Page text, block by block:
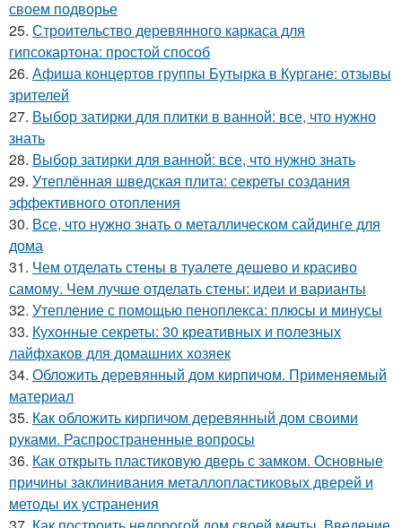
своем подворье
25. Строительство деревянного каркаса для
гипсокартона: простой способ
26. Афиша концертов группы Бутырка в Кургане: отзывы
зрителей
27. Выбор затирки для плитки в ванной: все, что нужно
знать
28. Выбор затирки для ванной: все, что нужно знать
29. Утеплённая шведская плита: секреты создания
эффективного отопления
30. Все, что нужно знать о металлическом сайдинге для
дома
31. Чем отделать стены в туалете дешево и красиво
самому. Чем лучше отделать стены: идеи и варианты
32. Утепление с помощью пеноплекса: плюсы и минусы
33. Кухонные секреты: 30 креативных и полезных
лайфхаков для домашних хозяек
34. Обложить деревянный дом кирпичом. Применяемый
материал
35. Как обложить кирпичом деревянный дом своими
руками. Распространенные вопросы
36. Как открыть пластиковую дверь с замком. Основные
причины заклинивания металлопластиковых дверей и
методы их устранения